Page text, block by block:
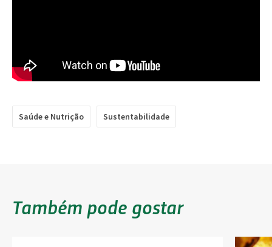
Saúde e Nutrição Sustentabilidade
Também pode gostar